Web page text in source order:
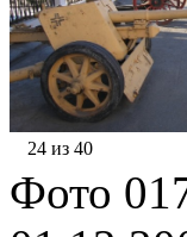
24 из 40
Фото